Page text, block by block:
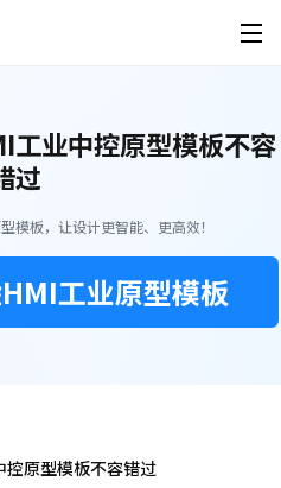
真机演示
导入Figma
为谁设计
其他素材
可视化大屏
HMI
工业中控原型模板不容
过
模板，让设计更智能、更高效！
工业原型模板
控原型模板不容错过